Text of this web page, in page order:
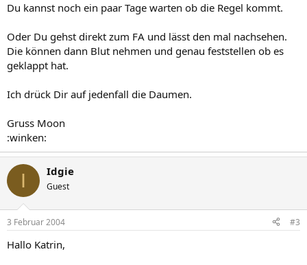
Du kannst noch ein paar Tage warten ob die Regel kommt.
Oder Du gehst direkt zum FA und lässt den mal nachsehen.
Die können dann Blut nehmen und genau feststellen ob es
geklappt hat.
Ich drück Dir auf jedenfall die Daumen.
Gruss Moon
:winken:
I Idgie
Guest
3 Februar 2004 #3
Hallo Katrin,